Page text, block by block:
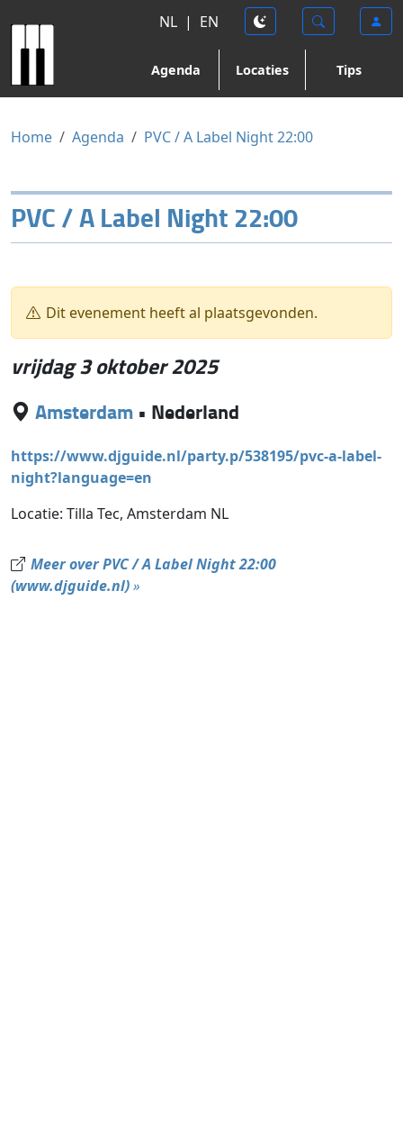
NL | EN
Agenda Locaties Tips
Home Agenda PVC / A Label Night 22:00
PVC / A Label Night 22:00
Dit evenement heeft al plaatsgevonden.
vrijdag 3 oktober 2025
Amsterdam • Nederland
https://www.djguide.nl/party.p/538195/pvc-a-label-
night?language=en
Locatie: Tilla Tec, Amsterdam NL
Meer over PVC / A Label Night 22:00
(www.djguide.nl)»